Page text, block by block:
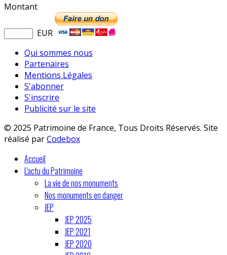
Montant
EUR
Qui sommes nous
Partenaires
Mentions Légales
S'abonner
S'inscrire
Publicité sur le site
© 2025 Patrimoine de France, Tous Droits Réservés. Site
réalisé parCodebox
Accueil
L'actu du Patrimoine
La vie de nos monuments
Nos monuments en danger
JEP
JEP 2025
JEP 2021
JEP 2020